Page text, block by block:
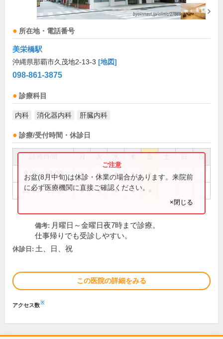
所在地・電話番号
美栄橋駅
沖縄県那覇市久茂地2-13-3 [地図]
098-861-3875
診療科目
内科 消化器内科 肝臓内科
診療/受付時間・休診日
祝
9:00～13:00 ● ● ● ● ●
15:00～19:00 ● ● ● ●
お盆(8月中旬)は休診・休業の場合があります。来院前
に必ず医療機関に直接ご確認ください。
×閉じる
備考: 月曜日～金曜日夜7時まで診療。
仕事帰りでも受診しやすい。
休診日: 土、日、祝
この医院の詳細をみる
アクセス数※